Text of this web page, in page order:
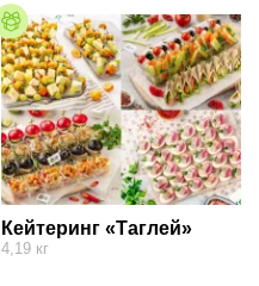
Кейтеринг «Таглей»
4,19 кг